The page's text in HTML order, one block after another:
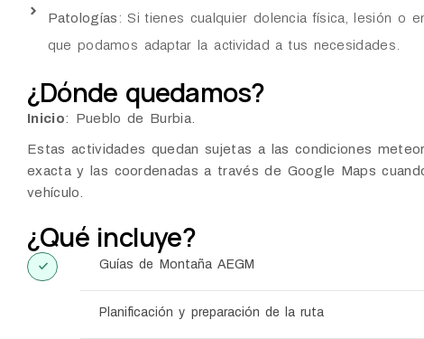
Patologías : Si tienes cualquier dolencia física, lesión o
que podamos adaptar la actividad a tus necesidades.
¿Dónde quedamos?
Inicio: Pueblo de Burbia.
Estas actividades quedan sujetas a las condiciones
exacta y las coordenadas a través de Google Maps
vehículo.
¿Qué incluye?
Guías de Montaña AEGM
Planificación y preparación de la ruta